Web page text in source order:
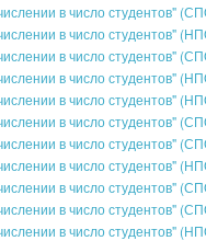
в число студентов"
в число студентов"
в число студентов"
в число студентов"
в число студентов"
в число студентов"
в число студентов"
в число студентов"
в число студентов"
в число студентов"
в число студентов"